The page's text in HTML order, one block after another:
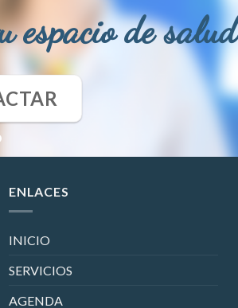
espacio de salud
ENLACES
INICIO
SERVICIOS
AGENDA